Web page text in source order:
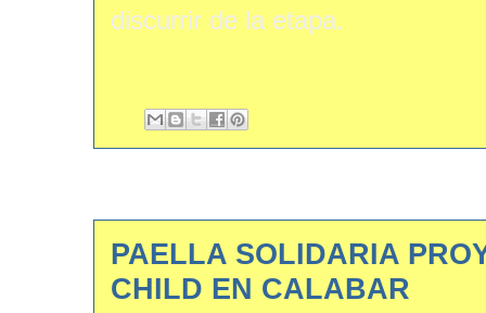
discurrir de la etapa.
PAELLA SOLIDARIA
CHILD EN CALABAR